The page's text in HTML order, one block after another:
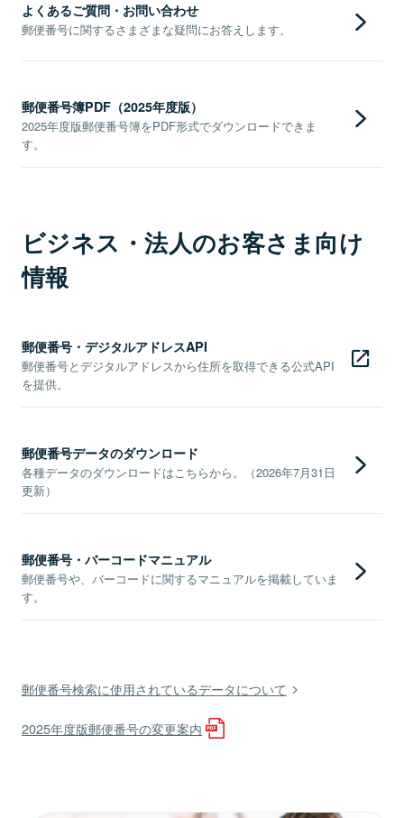
よくあるご質問・お問い合わせ
郵便番号に関するさまざまな疑問にお答えします。
郵便番号簿PDF（2025年度版）
2025年度版郵便番号簿をPDF形式でダウンロードできま
す。
ビジネス・法人のお客さま向け
情報
郵便番号・デジタルアドレスAPI
郵便番号とデジタルアドレスから住所を取得できる公式API
を提供。
郵便番号データのダウンロード
各種データのダウンロードはこちらから。（2026年7月31日
更新）
郵便番号・バーコードマニュアル
郵便番号や、バーコードに関するマニュアルを掲載していま
す。
郵便番号検索に使用されているデータについて
2025年度版郵便番号の変更案内